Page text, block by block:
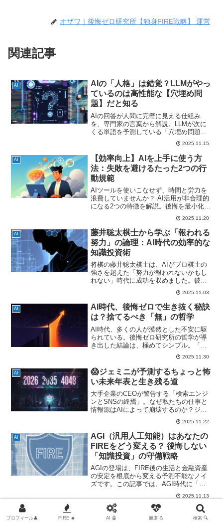
オザワ｜後悔ゼロ研究所【独身FIRE戦略】 運営
関連記事
AI
AIの「人格」は錯覚？LLMがやっ
ているのは高性能な【穴埋め問
題】だと知る
AIの回答が人間に完璧に見える仕組み
を、専門家の言葉から解説。LLMが次に
くる単語を予測している「穴埋め問題」
の本質を知り、ハルシネーションなどの
限界と、失敗を避けるための最善の活用
ルールを解説します。
2025.11.15
AI
【効率向上】AIを上手に使う方
法：失敗を避けるたった2つの行
動規範
AIツールを使いこなせず、時間と労力を
浪費していませんか？ AI活用が非合理的
になる2つの特徴を解説。後悔を最小化す
る「無能な専門家として扱う」など、具
体的な2つの行動規範と、最新書籍を紹介
します。
2025.11.20
AI
藤井聡太棋士から学ぶ「報われる
努力」の論理：AI時代の効率的な
知識投資術
将棋の藤井聡太棋士は、AIがプロ棋士の
強さを超えた「努力が報われないかもし
れない」時代に成功を収めました。彼の
快進撃は、単なる努力の結果ではなく、
リターンの不確実性が高い中で「最も効
率的な知識投資」を行った結果と解釈で
きます。本記事では、後悔最小化の観点
から、彼の行動指針を「知識の安全域」
と「スキルの転用可能性」という論理で
分析し、AI時代における私たちのリソー
ス配分戦略を考察します。
2025.11.03
AI
AI時代、後悔ゼロで生き抜く秘訣
は？捨てるべき「無」の哲学
AI時代、多くの人が漠然とした不安に駆
られている。後悔ゼロ研究所の哲学が導
き出した結論は、極めてシンプル。「行
動しないことは、無。」だ。絶対失敗し
ない選択肢を探す時間は、存在しない答
えを求めて人生を終えることと同義。無
を遠ざけることが、後悔最小化の結論で
ある。
2025.11.30
AI
😱ジェミニが予測するちょっと怖
い未来年表と生き残る道
大手企業のCEOが警告する「検索エンジ
ンとSNSの終焉」。なぜ私たちの仕事と
情報源はAIによって崩壊するのか？ジェ
ミニの予測と専門家の研究に基づいた
「ちょっと怖い未来年表」を1年刻みで公
開。「情報の信頼性の崩壊」と「居場所
の喪失」という二つの不安の根源を解
明。この激変時代に、自分の「軸」で思
考する力を取り戻すための生き残り戦略
を解説します。
2025.11.22
AI
AGI（汎用人工知能）はあなたの
FIREをどう変える？ 後悔しない
「知識投資」の守備戦略
AGIの登場は、FIRE後の生活と金融資産
の安定を根底から変える予測不能なノイ
ズです。この記事では、AGI時代に「行
動しない後悔」という最大の損失を避
け、知識・哲学といった非課税資産を最
大化する「知識投資の守備戦略」を解説
します。
2025.11.13
プロフィール👤 FIRE 🔥 AI 🤖 健康 💪 検索 🔍